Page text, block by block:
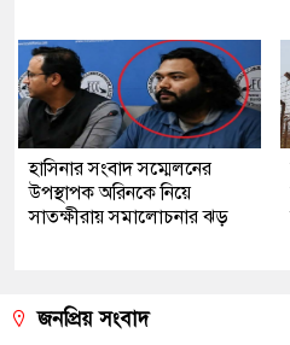
হাসিনার সংবাদ সম্মেলনের
উপস্থাপক অরিনকে নিয়ে
সাতক্ষীরায় সমালোচনার ঝড়
জনপ্রিয় সংবাদ